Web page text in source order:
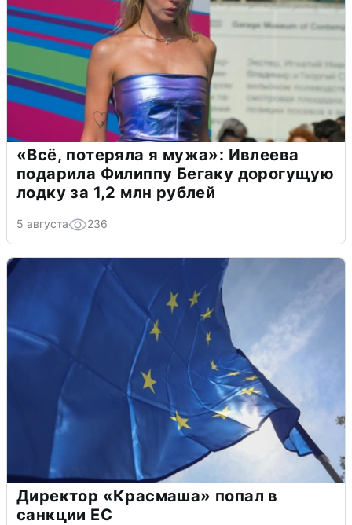
«Всё, потеряла я мужа»: Ивлеева
подарила Филиппу Бегаку дорогущую
лодку за 1,2 млн рублей
5 августа 236
Директор «Красмаша» попал в
санкции ЕС